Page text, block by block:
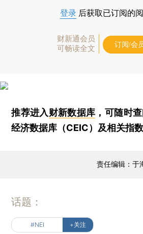
登录 后获取已订阅的
财新通会员
可畅读全文
订阅/会
推荐进入财新数据库 ，可随时
经济数据库（CEIC）及相关指数
责任编辑：于
话题：
#NEI +关注